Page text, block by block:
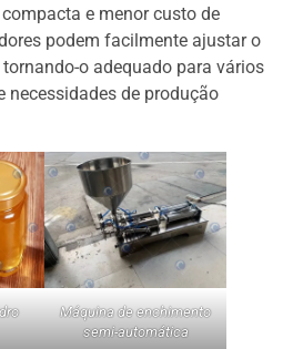
e menor custo de
podem facilmente ajustar o
o adequado para vários
necessidades de produção
Máquina de enchimento
semi-automática